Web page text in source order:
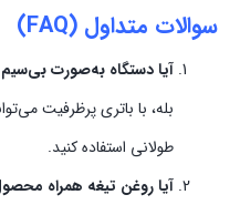
سوالات متداول (FAQ)
آیا دستگاه به‌صورت
بله، با باتری پرظرفیت
طولانی استفاده کنید.
آیا روغن تیغه همراه